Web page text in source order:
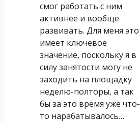
смог работать с ним
активнее и вообще
развивать. Для меня это
имеет ключевое
значение, поскольку я в
силу занятости могу не
заходить на площадку
неделю-полторы, а так
бы за это время уже что-
то нарабатывалось…